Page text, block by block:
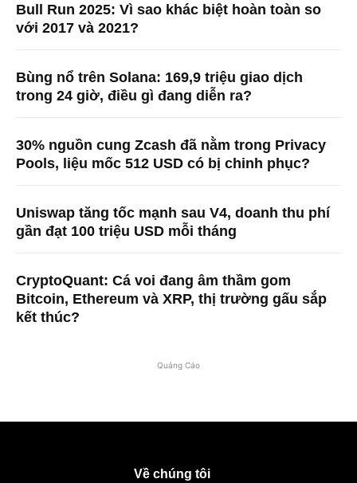
Bull Run 2025: Vì sao khác biệt hoàn toàn so
với 2017 và 2021?
Bùng nổ trên Solana: 169,9 triệu giao dịch
trong 24 giờ, điều gì đang diễn ra?
30% nguồn cung Zcash đã nằm trong Privacy
Pools, liệu mốc 512 USD có bị chinh phục?
Uniswap tăng tốc mạnh sau V4, doanh thu phí
gần đạt 100 triệu USD mỗi tháng
CryptoQuant: Cá voi đang âm thầm gom
Bitcoin, Ethereum và XRP, thị trường gấu sắp
kết thúc?
Quảng Cáo
Về chúng tôi